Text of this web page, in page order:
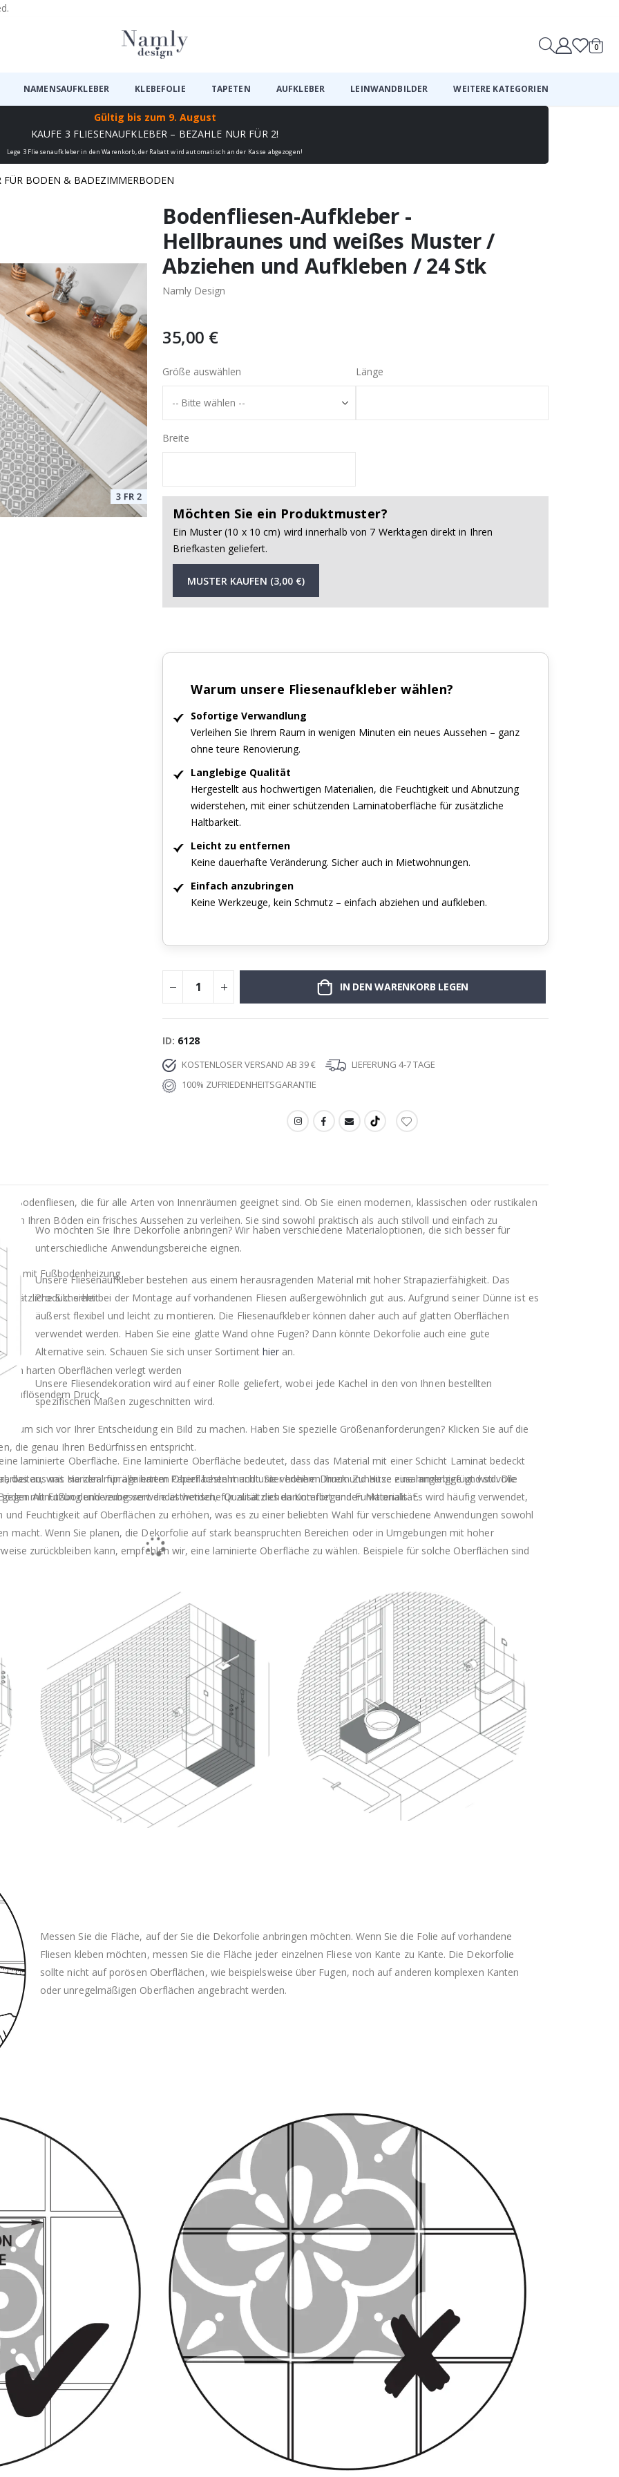
Wagen
0
NAMENSAUFKLEBER KLEBEFOLIE TAPETEN AUFKLEBER LEINWANDBILDER WEITERE KATEGORIEN
Gültig bis zum 9. August
KAUFE 3 FLIESENAUFKLEBER – BEZAHLE NUR FÜR 2!
Lege 3 Fliesenaufkleber in den Warenkorb, der Rabatt wird automatisch an der Kasse abgezogen!
FÜR BODEN & BADEZIMMERBODEN
Bodenfliesen-Aufkleber -
Hellbraunes und weißes Muster /
Abziehen und Aufkleben / 24 Stk
Namly Design
35,00 €
Größe auswählen Länge
Breite
Möchten Sie ein Produktmuster?
Ein Muster (10 x 10 cm) wird innerhalb von 7 Werktagen direkt in Ihren
Briefkasten geliefert.
MUSTER KAUFEN (3,00 €)
Warum unsere Fliesenaufkleber wählen?
Sofortige Verwandlung
Verleihen Sie Ihrem Raum in wenigen Minuten ein neues Aussehen – ganz
ohne teure Renovierung.
Langlebige Qualität
Hergestellt aus hochwertigen Materialien, die Feuchtigkeit und Abnutzung
widerstehen, mit einer schützenden Laminatoberfläche für zusätzliche
Haltbarkeit.
Leicht zu entfernen
Keine dauerhafte Veränderung. Sicher auch in Mietwohnungen.
Einfach anzubringen
Keine Werkzeuge, kein Schmutz – einfach abziehen und aufkleben.
IN DEN WARENKORB LEGEN
ID 6128
KOSTENLOSER VERSAND AB 39 €
LIEFERUNG 4-7 TAGE
100% ZUFRIEDENHEITSGARANTIE
Bodenfliesen, die für alle Arten von Innenräumen geeignet sind. Ob Sie einen modernen, klassischen oder rustikalen
um Ihren Böden ein frisches Aussehen zu verleihen. Sie sind sowohl praktisch als auch stilvoll und einfach zu
mit Fußbodenheizung
Sicherheit
harten Oberflächen verlegt werden
Druck
um sich vor Ihrer Entscheidung ein Bild zu machen. Haben Sie spezielle Größenanforderungen? Klicken Sie auf die
die genau Ihren Bedürfnissen entspricht.
was sie ideal für alle harten Oberflächen macht. Sie verleihen Ihrem Zuhause eine langlebige und stilvolle
mit Fußbodenheizung verwendet werden, für zusätzlichen Komfort und Funktionalität.
Wo möchten Sie Ihre Dekorfolie anbringen? Wir haben verschiedene Materialoptionen, die sich besser für
unterschiedliche Anwendungsbereiche eignen.
Unsere Fliesenaufkleber bestehen aus einem herausragenden Material mit hoher Strapazierfähigkeit. Das
Produkt sieht bei der Montage auf vorhandenen Fliesen außergewöhnlich gut aus. Aufgrund seiner Dünne ist es
äußerst flexibel und leicht zu montieren. Die Fliesenaufkleber können daher auch auf glatten Oberflächen
verwendet werden. Haben Sie eine glatte Wand ohne Fugen? Dann könnte Dekorfolie auch eine gute
Alternative sein. Schauen Sie sich unser Sortiment hier an.
Unsere Fliesendekoration wird auf einer Rolle geliefert, wobei jede Kachel in den von Ihnen bestellten
spezifischen Maßen zugeschnitten wird.
laminierte Oberfläche. Eine laminierte Oberfläche bedeutet, dass das Material mit einer Schicht Laminat bedeckt
das aus mit Harzen imprägniertem Papier besteht und unter hohem Druck und Hitze zusammengefügt wird. Die
Abnutzung und verbessert die ästhetische Qualität des darunterliegenden Materials. Es wird häufig verwendet,
Feuchtigkeit auf Oberflächen zu erhöhen, was es zu einer beliebten Wahl für verschiedene Anwendungen sowohl
macht. Wenn Sie planen, die Dekorfolie auf stark beanspruchten Bereichen oder in Umgebungen mit hoher
zurückbleiben kann, empfehlen wir, eine laminierte Oberfläche zu wählen. Beispiele für solche Oberflächen sind
Messen Sie die Fläche, auf der Sie die Dekorfolie anbringen möchten. Wenn Sie die Folie auf vorhandene
Fliesen kleben möchten, messen Sie die Fläche jeder einzelnen Fliese von Kante zu Kante. Die Dekorfolie
sollte nicht auf porösen Oberflächen, wie beispielsweise über Fugen, noch auf anderen komplexen Kanten
oder unregelmäßigen Oberflächen angebracht werden.